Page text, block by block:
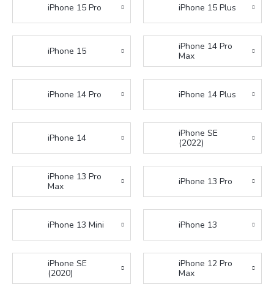
iPhone 15 Pro iPhone 15 Plus
iPhone 15
iPhone 14 Pro
Max
iPhone 14 Pro iPhone 14 Plus
iPhone 14
iPhone SE
(2022)
iPhone 13 Pro
Max
iPhone 13 Pro
iPhone 13 Mini iPhone 13
iPhone SE
(2020)
iPhone 12 Pro
Max